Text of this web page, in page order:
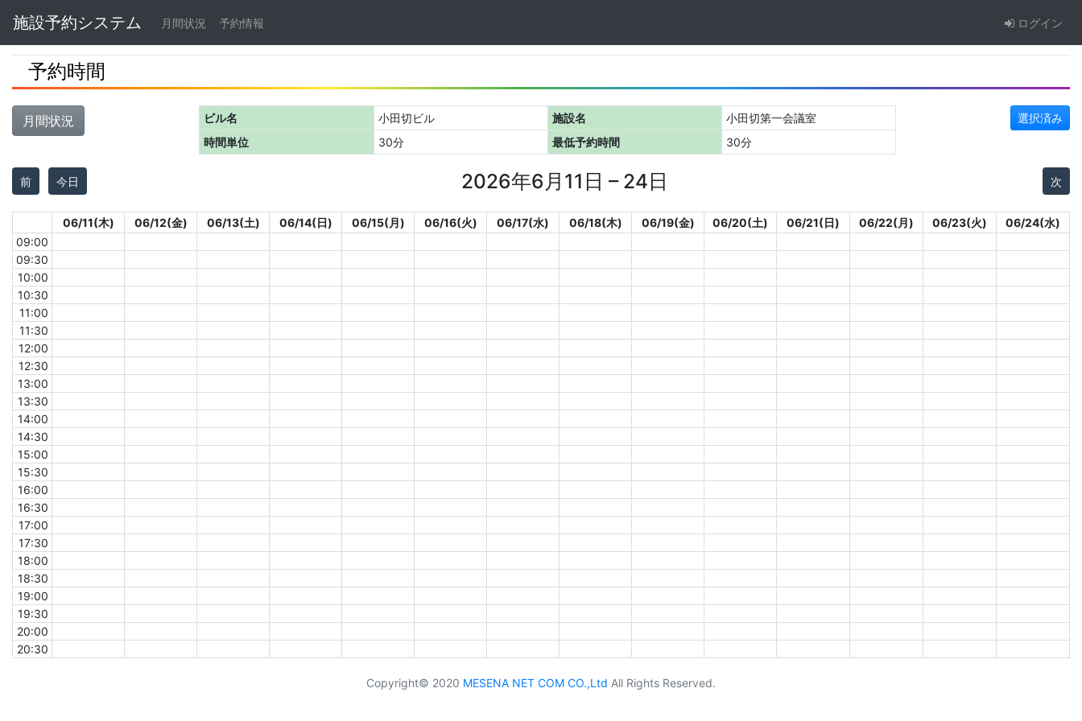
Navbar
施設予約システム 月間状況 予約情報 ログイン
予約時間
月間状況 ビル名 小田切ビル 施設名
小田切第一会議室
時間単位
30分 最低予約時間 30分
選択済み
前 今日 2026年6月11日 – 24日 次
06/11(木) 06/12(金) 06/13(土) 06/14(日) 06/15(月) 06/16(火) 06/17(水) 06/18(木) 06/19(金) 06/20(土) 06/21(日) 06/22(月) 06/23(火)
06/24(水)
09:00
09:30
10:00
10:30
11:00
11:30
12:00
12:30
13:00
13:30
14:00
14:30
15:00
15:30
16:00
16:30
17:00
17:30
18:00
18:30
19:00
19:30
20:00
20:30
Copyright© 2020 MESENA NET COM CO.,Ltd All Rights Reserved.